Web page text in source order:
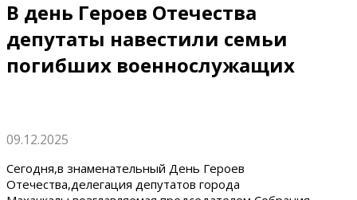
В день Героев Отечества
депутаты навестили семьи
погибших военнослужащих
09.12.2025
Сегодня,в знаменательный День Героев
Отечества,делегация депутатов города